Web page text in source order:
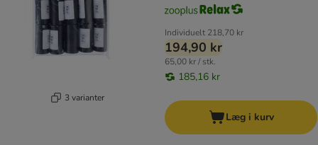
3 varianter
Individuelt 218,70 kr
194,90 kr
65,00 kr / stk.
185,16 kr
Læg i kurv